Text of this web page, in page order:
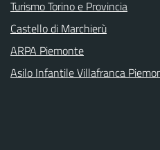
Turismo Torino e Provincia
Castello di Marchierù
ARPA Piemonte
Asilo Infantile Villafranca